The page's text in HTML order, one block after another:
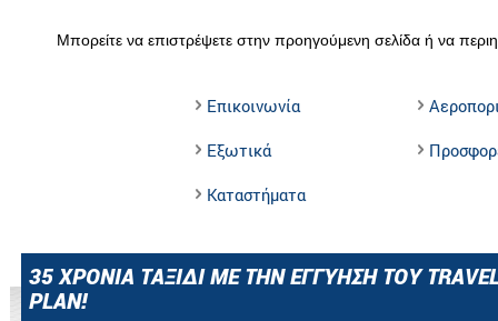
Μπορείτε να επιστρέψετε στην προηγούμενη σελίδα ή να
Επικοινωνία
Εξωτικά
Καταστήματα
35 ΧΡΟΝΙΑ ΤΑΞΙΔΙ ΜΕ ΤΗΝ ΕΓΓΥΗΣΗ ΤΟΥ
PLAN!